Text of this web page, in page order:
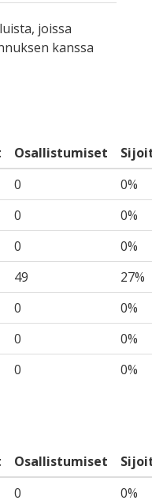
joissa
kanssa
Osallistumiset
0
0%
0
0%
0
0%
49
27%
0
0%
0
0%
0 0%
Osallistumiset
0
0%